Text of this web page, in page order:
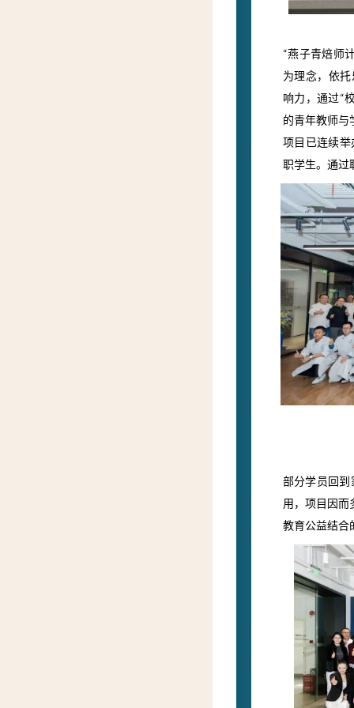
“燕子青焙师
为理念，依
响力，通过“
的青年教师与
项目已连续
职学生。通过
部分学员回
用，项目因而
教育公益结合